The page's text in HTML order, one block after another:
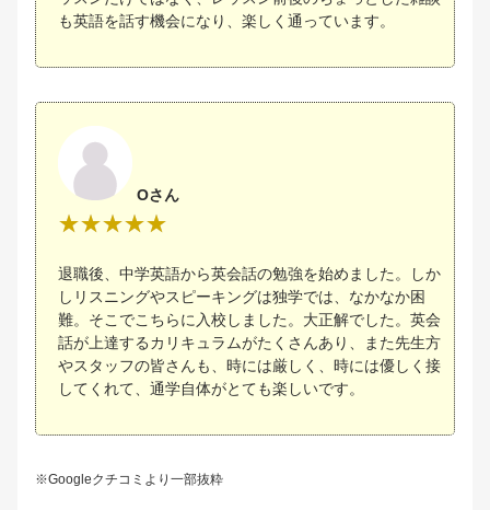
も英語を話す機会になり、楽しく通っています。
Oさん
退職後、中学英語から英会話の勉強を始めました。しか
しリスニングやスピーキングは独学では、なかなか困
難。そこでこちらに入校しました。大正解でした。英会
話が上達するカリキュラムがたくさんあり、また先生方
やスタッフの皆さんも、時には厳しく、時には優しく接
してくれて、通学自体がとても楽しいです。
※Googleクチコミより一部抜粋